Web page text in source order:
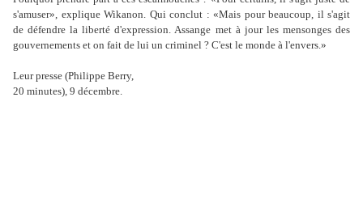
s'amuser», explique Wikanon. Qui conclut : «Mais pour beaucoup, il s'agit
de défendre la liberté d'expression. Assange met à jour les mensonges des
gouvernements et on fait de lui un criminel ? C'est le monde à l'envers.»
Leur presse (Philippe Berry,
20 minutes), 9 décembre.